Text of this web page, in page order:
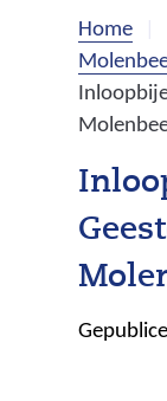
k
e
n
l
a
p
p
n
Home